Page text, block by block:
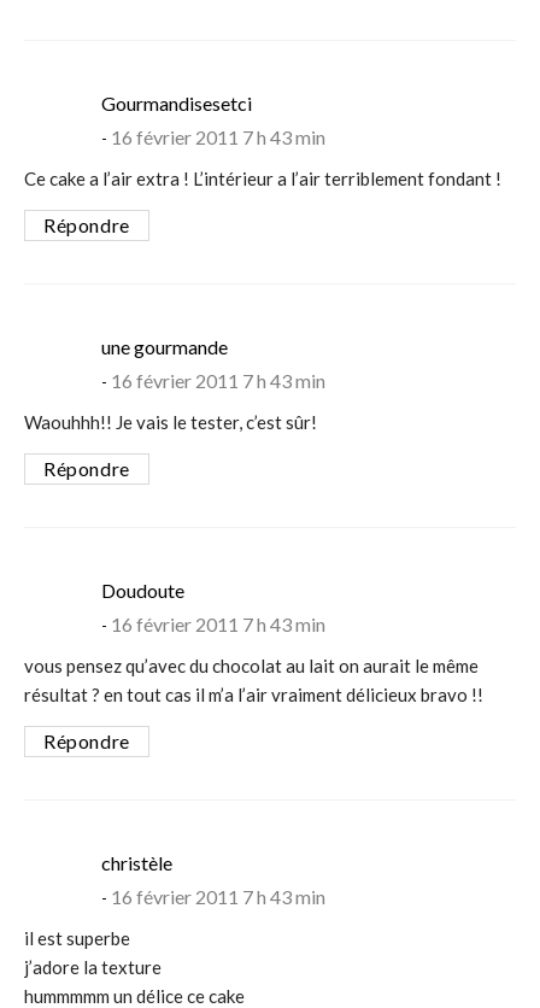
Gourmandisesetcisays:
16 février 2011 7 h 43 min
Ce cake a l’air extra ! L’intérieur a l’air terriblement fondant !
Répondre
une gourmandesays:
16 février 2011 7 h 43 min
Waouhhh!! Je vais le tester, c’est sûr!
Répondre
Doudoutesays:
16 février 2011 7 h 43 min
vous pensez qu’avec du chocolat au lait on aurait le même
résultat ? en tout cas il m’a l’air vraiment délicieux bravo !!
Répondre
christèlesays:
16 février 2011 7 h 43 min
il est superbe
j’adore la texture
hummmmm un délice ce cake